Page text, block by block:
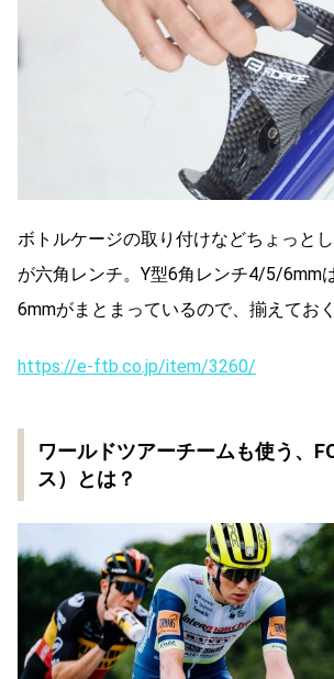
ボトルケージの取り付けなどちょっと
が六角レンチ。Y型6角レンチ4/5/6mm
6mmがまとまっているので、揃えてお
https://e-ftb.co.jp/item/3260/
ワールドツアーチームも使う、
ス）とは？